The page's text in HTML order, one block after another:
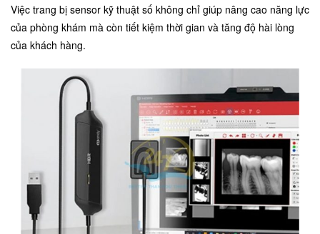
Việc trang bị sensor kỹ thuật số không chỉ giúp nâng cao năng lực
của phòng khám mà còn tiết kiệm thời gian và tăng độ hài lòng
của khách hàng.